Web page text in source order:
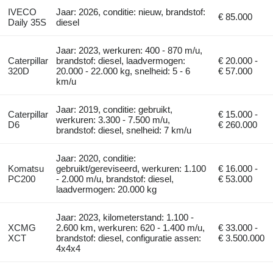
IVECO
Daily 35S
Jaar: 2026, conditie: nieuw, brandstof:
diesel
€ 85.000
Caterpillar
320D
Jaar: 2023, werkuren: 400 - 870 m/u,
brandstof: diesel, laadvermogen:
20.000 - 22.000 kg, snelheid: 5 - 6
km/u
€ 20.000 -
€ 57.000
Caterpillar
D6
Jaar: 2019, conditie: gebruikt,
werkuren: 3.300 - 7.500 m/u,
brandstof: diesel, snelheid: 7 km/u
€ 15.000 -
€ 260.000
Komatsu
PC200
Jaar: 2020, conditie:
gebruikt/gereviseerd, werkuren: 1.100
- 2.000 m/u, brandstof: diesel,
laadvermogen: 20.000 kg
€ 16.000 -
€ 53.000
XCMG
XCT
Jaar: 2023, kilometerstand: 1.100 -
2.600 km, werkuren: 620 - 1.400 m/u,
brandstof: diesel, configuratie assen:
4x4x4
€ 33.000 -
€ 3.500.000